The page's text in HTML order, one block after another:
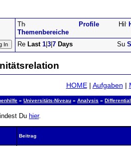
Themenbereiche
Profile
Last 1 3 7 Days
HOME| Aufgaben |
» Universitäts-Niveau » Analysis »
Du hier.
Beitrag